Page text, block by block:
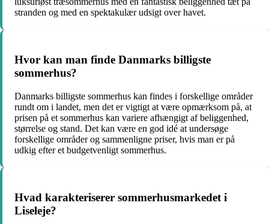
stranden og med en spektakulær udsigt over havet.
Hvor kan man finde Danmarks billigste
sommerhus?
Danmarks billigste sommerhus kan findes i forskellige områder
rundt om i landet, men det er vigtigt at være opmærksom på, at
prisen på et sommerhus kan variere afhængigt af beliggenhed,
størrelse og stand. Det kan være en god idé at undersøge
forskellige områder og sammenligne priser, hvis man er på
udkig efter et budgetvenligt sommerhus.
Hvad karakteriserer sommerhusmarkedet i
Liseleje?